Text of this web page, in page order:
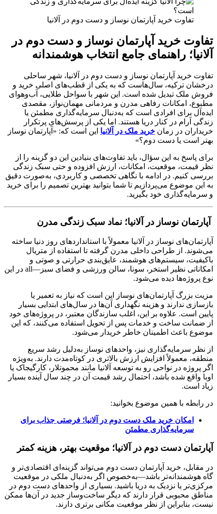
تفاوت خرید آپارتمان نوساز و دست‌ دوم در آلانیا
تفاوت خرید آپارتمان نوساز و دست‌ دوم در
آلانیا؛ راهنمای جامع انتخاب هوشمندانه
تفاوت خرید آپارتمان نوساز و دست‌ دوم در آلانیا، شهر ساحلی
درخشان ترکیه، سال‌هاست که به یکی از قطب‌های اصلی خرید و
فروش ملک تبدیل شده است. این شهر با سواحل طلایی، آب‌وهوای
مطبوع، امکانات رفاهی مدرن و مردمانی مهمان‌نواز، مقصدی
ایده‌آل برای افرادی است که به‌دنبال سرمایه‌گذاری مطمئن یا
زندگی آرام در کنار دریا هستند. اما یکی از پرسش‌های پرتکرار
خریداران در زمان خرید ملک در آلانیا این است که: «آپارتمان نوساز
بهتر است یا دست‌ دوم؟»
برای پاسخ به این سؤال، باید تفاوت‌های بنیادین این دو گزینه را از
نظر قیمت، موقعیت، امکانات، ارزش افزوده و حتی سبک زندگی
بررسی کنیم. در ادامه با نگاهی تخصصی و کاربردی، به‌صورت دقیق
به این موضوع می‌پردازیم تا شما بتوانید بهترین تصمیم را برای خرید
و سرمایه‌گذاری خود بگیرید.
آپارتمان نوساز در آلانیا؛ نماد سبک زندگی مدرن
آپارتمان‌های نوساز در آلانیا معمولاً با استانداردهای روز دنیا ساخته
می‌شوند. از طراحی داخلی مدرن گرفته تا استفاده از متریال
باکیفیت، سیستم‌های هوشمند، عایق‌بندی حرارتی و صوتی و
امکاناتی نظیر استخر، سونا، سالن ورزشی و فضای سبز—all در این
نوع پروژه‌ها دیده می‌شود.
مزیت بزرگ آپارتمان‌های نوساز این است که نیاز به تعمیر یا
بازسازی ندارند و هزینه نگهداری آن‌ها در سال‌های ابتدایی بسیار
پایین است. علاوه بر این، اغلب سازندگان معتبر، در پروژه‌های خود
از ضمانت ساخت و خدمات پس از تحویل استفاده می‌کنند، که این
موضوع باعث اطمینان خاطر خریدار می‌شود.
از نظر سرمایه‌گذاری نیز، واحدهای نوساز به‌دلیل رشد سریع
منطقه، معمولاً افزایش ارزش بالاتری در کوتاه‌مدت دارند. به‌ویژه
اگر پروژه در نواحی رو به توسعه آلانیا مانند محموتلار، کارگیجاک یا
اوبا واقع شده باشد، احتمال رشد قیمت آن در چند سال آینده بسیار
زیاد است.
در رابطه با همین موضوع بخوانید:
امکان خرید ملک دست دوم در آلانیا؛ فرصتی جذاب برای
سرمایه‌گذاری مطمئن
آپارتمان دست‌ دوم در آلانیا؛ موقعیت بهتر، هزینه کمتر
در مقابل، خرید آپارتمان دست‌ دوم می‌تواند گزینه‌ای اقتصادی‌تر و
گاه هوشمندانه‌تر باشد—به‌خصوص اگر به‌دنبال ملکی در موقعیت
مرکزی‌تر یا نزدیک به دریا باشید. بسیاری از واحدهای دست‌ دوم در
مناطق محبوبی قرار دارند که دیگر ساخت‌وساز جدید در آن‌ها ممکن
نیست، بنابراین از نظر موقعیت مکانی برتری دارند.